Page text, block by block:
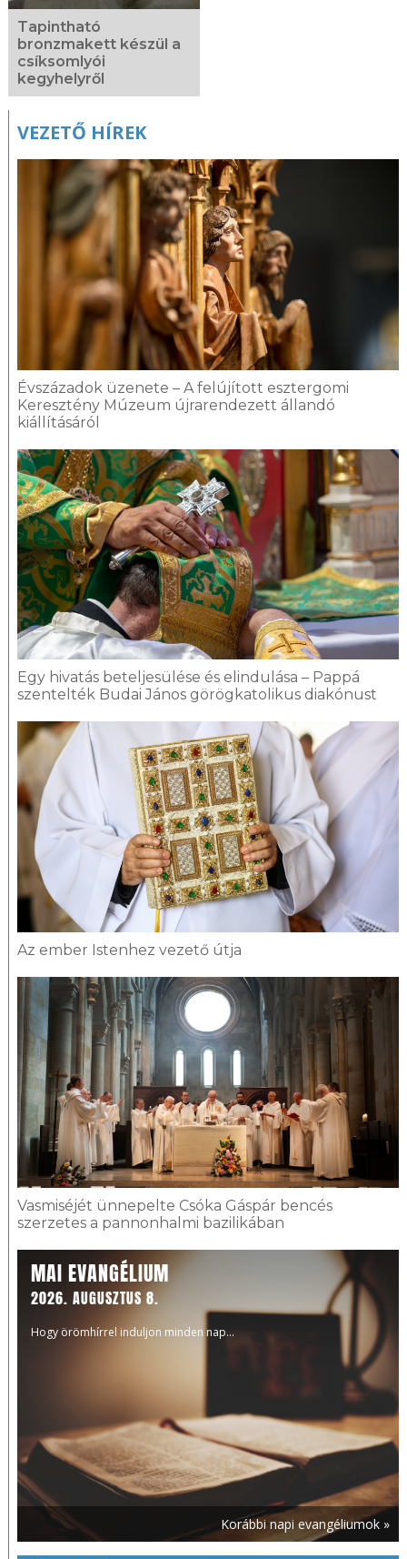
Tapintható
bronzmakett készül a
csíksomlyói
kegyhelyről
VEZETŐ HÍREK
Évszázadok üzenete – A felújított esztergomi
Keresztény Múzeum újrarendezett állandó
kiállításáról
Egy hivatás beteljesülése és elindulása – Pappá
szentelték Budai János görögkatolikus diakónust
Az ember Istenhez vezető útja
Vasmiséjét ünnepelte Csóka Gáspár bencés
szerzetes a pannonhalmi bazilikában
MAI EVANGÉLIUM
2026. AUGUSZTUS 8.
Hogy örömhírrel induljon minden nap...
Korábbi napi evangéliumok »